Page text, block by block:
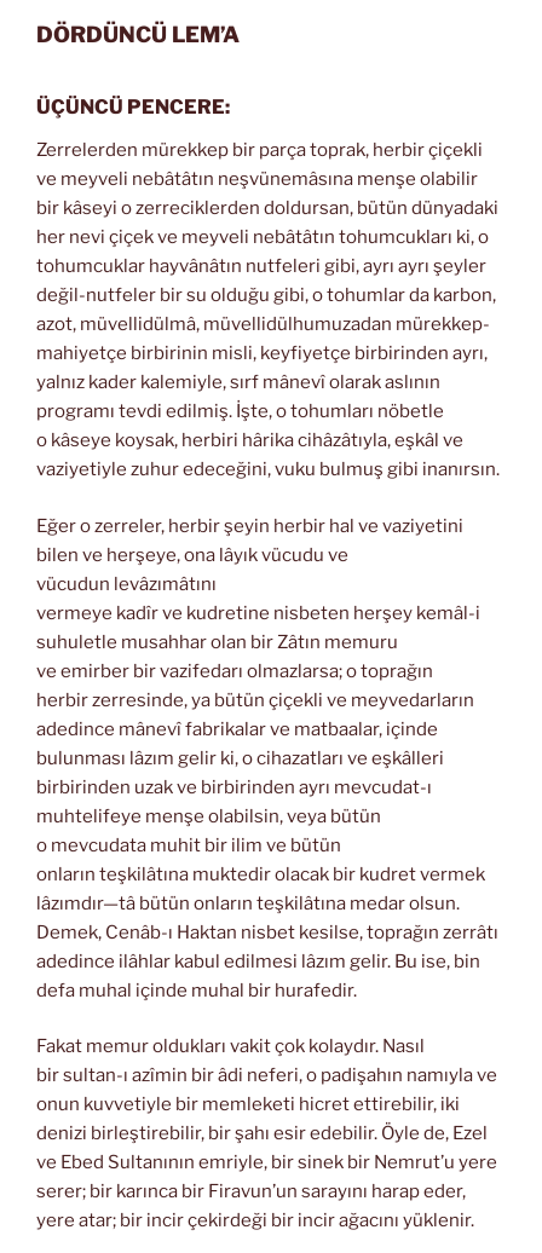
DÖRDÜNCÜ LEM’A
ÜÇÜNCÜ PENCERE:
Zerrelerden mürekkep bir parça toprak, herbir çiçekli
ve meyveli nebâtâtın neşvünemâsına menşe olabilir
bir kâseyi o zerreciklerden doldursan, bütün dünyadaki
her nevi çiçek ve meyveli nebâtâtın tohumcukları ki, o
tohumcuklar hayvânâtın nutfeleri gibi, ayrı ayrı şeyler
değil-nutfeler bir su olduğu gibi, o tohumlar da karbon,
azot, müvellidülmâ, müvellidülhumuzadan mürekkep-
mahiyetçe birbirinin misli, keyfiyetçe birbirinden ayrı,
yalnız kader kalemiyle, sırf mânevî olarak aslının
programı tevdi edilmiş. İşte, o tohumları nöbetle
o kâseye koysak, herbiri hârika cihâzâtıyla, eşkâl ve
vaziyetiyle zuhur edeceğini, vuku bulmuş gibi inanırsın.
Eğer o zerreler, herbir şeyin herbir hal ve vaziyetini
bilen ve herşeye, ona lâyık vücudu ve
vücudun levâzımâtını
vermeye kadîr ve kudretine nisbeten herşey kemâl-i
suhuletle musahhar olan bir Zâtın memuru
ve emirber bir vazifedarı olmazlarsa; o toprağın
herbir zerresinde, ya bütün çiçekli ve meyvedarların
adedince mânevî fabrikalar ve matbaalar, içinde
bulunması lâzım gelir ki, o cihazatları ve eşkâlleri
birbirinden uzak ve birbirinden ayrı mevcudat-ı
muhtelifeye menşe olabilsin, veya bütün
o mevcudata muhit bir ilim ve bütün
onların teşkilâtına muktedir olacak bir kudret vermek
lâzımdır—tâ bütün onların teşkilâtına medar olsun.
Demek, Cenâb-ı Haktan nisbet kesilse, toprağın zerrâtı
adedince ilâhlar kabul edilmesi lâzım gelir. Bu ise, bin
defa muhal içinde muhal bir hurafedir.
Fakat memur oldukları vakit çok kolaydır. Nasıl
bir sultan-ı azîmin bir âdi neferi, o padişahın namıyla ve
onun kuvvetiyle bir memleketi hicret ettirebilir, iki
denizi birleştirebilir, bir şahı esir edebilir. Öyle de, Ezel
ve Ebed Sultanının emriyle, bir sinek bir Nemrut’u yere
serer; bir karınca bir Firavun’un sarayını harap eder,
yere atar; bir incir çekirdeği bir incir ağacını yüklenir.